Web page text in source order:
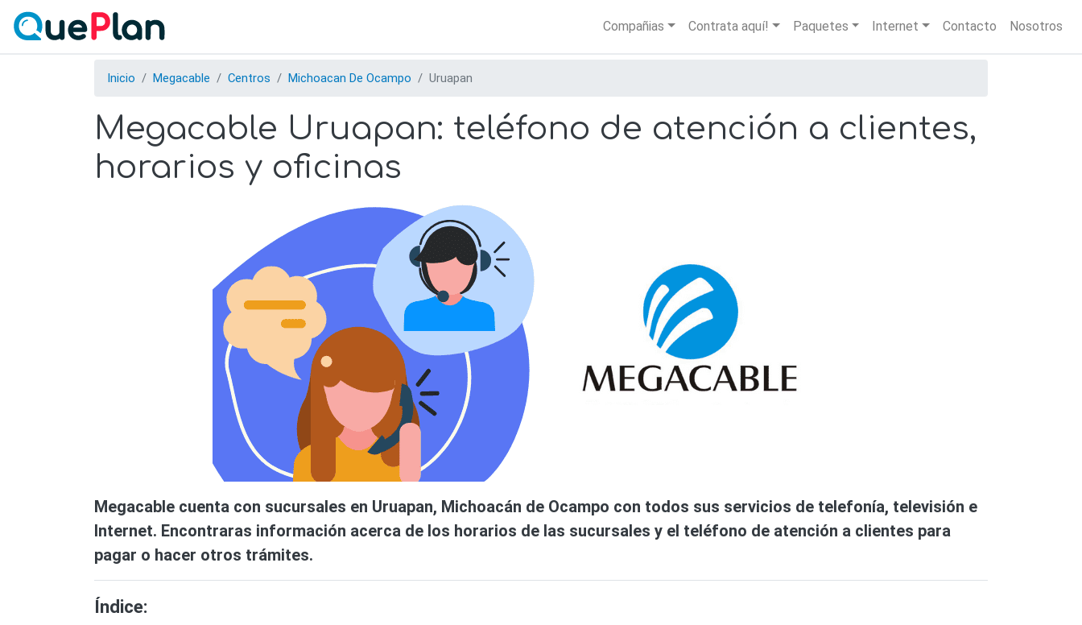
Main navigation
Compañias Contrata aquí! Paquetes Internet Contacto Nosotros
Inicio Megacable Centros Michoacan De Ocampo Uruapan
Megacable Uruapan: teléfono de atención a clientes,
horarios y oficinas
Megacable cuenta con sucursales en Uruapan, Michoacán de Ocampo con todos sus servicios de telefonía, televisión e
Internet. Encontraras información acerca de los horarios de las sucursales y el teléfono de atención a clientes para
pagar o hacer otros trámites.
Índice: